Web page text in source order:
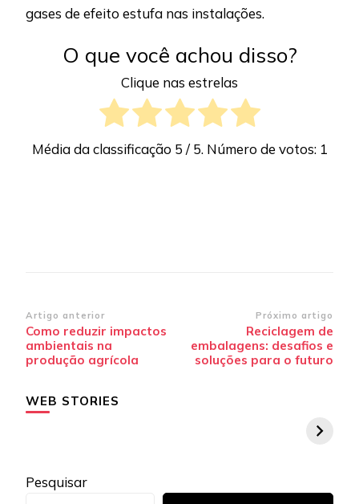
gases de efeito estufa nas instalações.
O que você achou disso?
Clique nas estrelas
Média da classificação 5 / 5. Número de votos: 1
Navegação
de
post
Artigo anterior
Como reduzir impactos
ambientais na
produção agrícola
Próximo artigo
Reciclagem de
embalagens: desafios e
soluções para o futuro
WEB STORIES
Pesquisar